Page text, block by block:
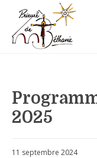
2025
11 septembre 2024